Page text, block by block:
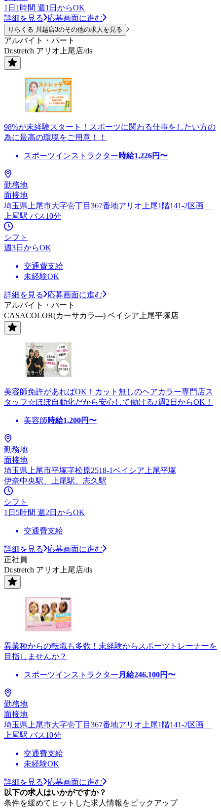
1日1時間 週1日からOK
詳細を見る
応募画面に進む
りらくる 川越店3のその他の求人を見る
アルバイト・パート
Dr.stretch アリオ上尾店/ds
98%が未経験スタート！スポーツに関わる仕事をしたい方の
為に最高の環境をご用意！！
スポーツインストラクター時給1,226円〜
勤務地
面接地
埼玉県上尾市大字壱丁目367番地アリオ上尾1階141-2区画__
上尾駅 バス10分
シフト
週3日からOK
交通費支給
未経験OK
詳細を見る
応募画面に進む
アルバイト・パート
CASACOLOR(カーサカラ―) ベイシア上尾平塚店
美容師免許があればOK！カット無しのヘアカラー専門店ス
タッフ☆ほぼ自動化だから安心して働ける♪週2日からOK！
美容師時給1,200円〜
勤務地
面接地
埼玉県上尾市平塚字松原2518-1ベイシア上尾平塚
伊奈中央駅、上尾駅、志久駅
シフト
1日5時間 週2日からOK
交通費支給
詳細を見る
応募画面に進む
正社員
Dr.stretch アリオ上尾店/ds
異業種からの転職も多数！未経験からスポーツトレーナーを
目指しませんか？
スポーツインストラクター 月給246,100円〜
勤務地
面接地
埼玉県上尾市大字壱丁目367番地アリオ上尾1階141-2区画__
上尾駅 バス10分
交通費支給
未経験OK
詳細を見る
応募画面に進む
以下の求人はいかがですか？
条件を緩めてヒットした求人情報をピックアップ